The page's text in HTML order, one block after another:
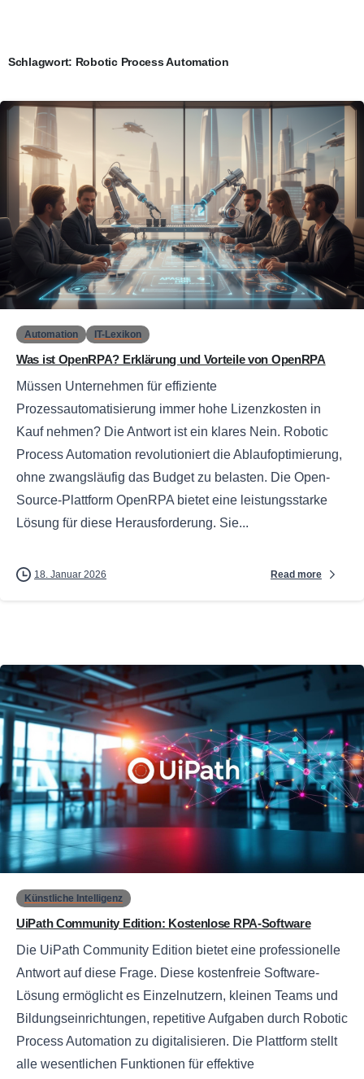
Schlagwort: Robotic Process Automation
Automation IT-Lexikon
Was ist OpenRPA? Erklärung und Vorteile von OpenRPA
Müssen Unternehmen für effiziente
Prozessautomatisierung immer hohe Lizenzkosten in
Kauf nehmen? Die Antwort ist ein klares Nein. Robotic
Process Automation revolutioniert die Ablaufoptimierung,
ohne zwangsläufig das Budget zu belasten. Die Open-
Source-Plattform OpenRPA bietet eine leistungsstarke
Lösung für diese Herausforderung. Sie...
18. Januar 2026 Read more
Künstliche Intelligenz
UiPath Community Edition: Kostenlose RPA-Software
Die UiPath Community Edition bietet eine professionelle
Antwort auf diese Frage. Diese kostenfreie Software-
Lösung ermöglicht es Einzelnutzern, kleinen Teams und
Bildungseinrichtungen, repetitive Aufgaben durch Robotic
Process Automation zu digitalisieren. Die Plattform stellt
alle wesentlichen Funktionen für effektive